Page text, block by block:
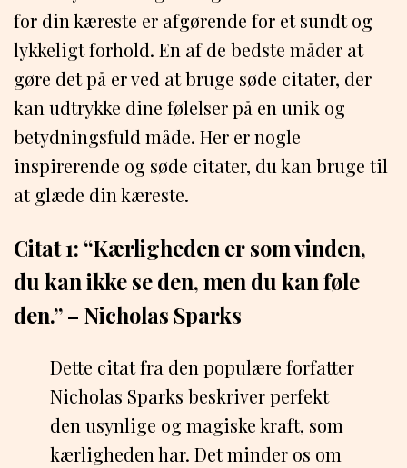
for din kæreste er afgørende for et sundt og
lykkeligt forhold. En af de bedste måder at
gøre det på er ved at bruge søde citater, der
kan udtrykke dine følelser på en unik og
betydningsfuld måde. Her er nogle
inspirerende og søde citater, du kan bruge til
at glæde din kæreste.
Citat 1: “Kærligheden er som vinden,
du kan ikke se den, men du kan føle
den.” – Nicholas Sparks
Dette citat fra den populære forfatter
Nicholas Sparks beskriver perfekt
den usynlige og magiske kraft, som
kærligheden har. Det minder os om